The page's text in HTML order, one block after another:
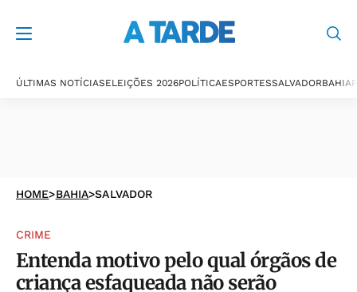
ÚLTIMAS NOTÍCIASELEIÇÕES 2026POLÍTICAESPORTESSALVADORBAHIA
HOME>BAHIA>SALVADOR
CRIME
Entenda motivo pelo qual órgãos de
criança esfaqueada não serão